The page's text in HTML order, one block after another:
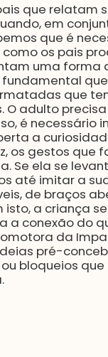
que
em
que é
os pais
uma forma
fundamental
que
O adulto
é
a
os gestos que
Se ela se
até imitar a
de braços
isto, a criança
a conexão do
da
pré-
bloqueios